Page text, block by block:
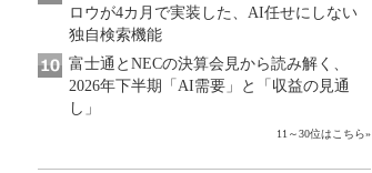
ロウが4カ月で実装した、AI任せにしない
独自検索機能
富士通とNECの決算会見から読み解く、
2026年下半期「AI需要」と「収益の見通
し」
11～30位はこちら»